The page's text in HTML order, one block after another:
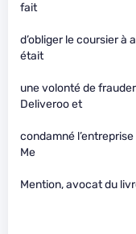
fait
d’obliger le coursier
était
une volonté de
Deliveroo et
condamné
Me
Mention, avocat du